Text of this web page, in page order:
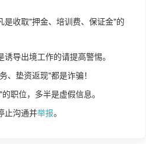
是收取"押金、培训费、保证金"的
导出境工作的请提高警惕。
、垫资返现"都是诈骗！
职位，多半是虚假信息。
止沟通并举报。